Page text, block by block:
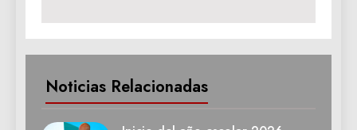
Noticias Relacionadas